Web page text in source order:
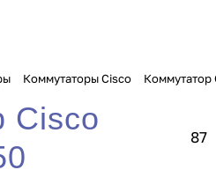
Коммутаторы Cisco Коммутатор
Cisco
87